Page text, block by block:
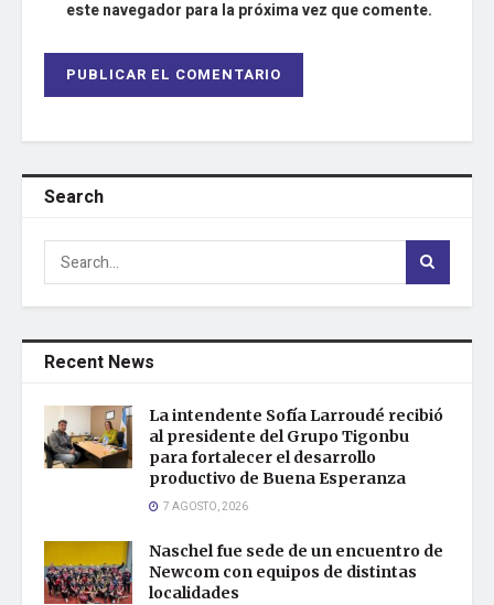
este navegador para la próxima vez que comente.
Search
Recent News
La intendente Sofía Larroudé recibió
al presidente del Grupo Tigonbu
para fortalecer el desarrollo
productivo de Buena Esperanza
7 AGOSTO, 2026
Naschel fue sede de un encuentro de
Newcom con equipos de distintas
localidades